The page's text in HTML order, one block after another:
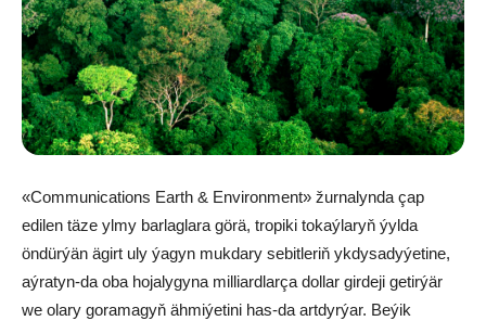
«Communications Earth & Environment» žurnalynda çap
edilen täze ylmy barlaglara görä, tropiki tokaýlaryň ýylda
öndürýän ägirt uly ýagyn mukdary sebitleriň ykdysadyýetine,
aýratyn-da oba hojalygyna milliardlarça dollar girdeji getirýär
we olary goramagyň ähmiýetini has-da artdyrýar. Beýik